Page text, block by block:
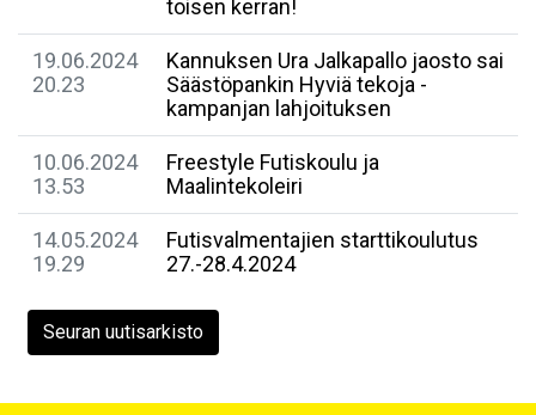
toisen kerran!
19.06.2024
20.23
Kannuksen Ura Jalkapallo jaosto sai
Säästöpankin Hyviä tekoja -
kampanjan lahjoituksen
10.06.2024
13.53
Freestyle Futiskoulu ja
Maalintekoleiri
14.05.2024
19.29
Futisvalmentajien starttikoulutus
27.-28.4.2024
Seuran uutisarkisto